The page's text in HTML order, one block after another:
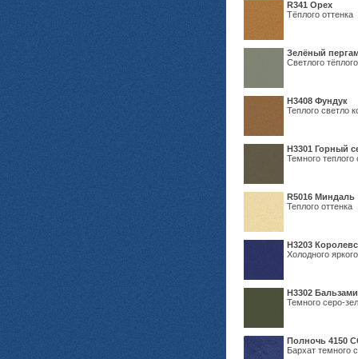
R341 Орех
Тёплого оттенка
Зелёный
Светлого
Н3408 Фундук
Теплого светло
Н3301 Горный
Темного теплого
R5016 Миндаль
Теплого оттенка
Н3203
Холодного
Н3302
Темного серо-
Полночь 4150
Бархат темного